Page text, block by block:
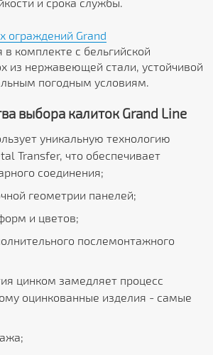
ограждений Grand
в комплекте с бельгийской
из нержавеющей стали, устойчивой
погодным условиям.
выбора калиток Grand Line
уникальную технологию
Transfer, что обеспечивает
соединения;
геометрии панелей;
и цветов;
послемонтажного
цинком замедляет процесс
оцинкованные изделия - самые